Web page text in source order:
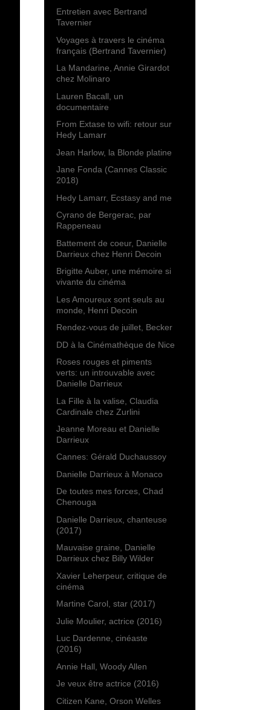
Entretien avec Bertrand
Tavernier
Voyages à travers le cinéma
français (Bertrand Tavernier)
La Mandarine, Annie Girardot
chez Molinaro
Lauren Bacall, un
documentaire
From Extase to wifi: retour sur
Hedy Lamarr
Jean Harlow, la Blonde platine
Jane Fonda (Cannes Classic
2018)
Hedy Lamarr, Ecstasy and me
Cyrano de Bergerac, par
Rappeneau
Battement de coeur, Danielle
Darrieux chez Henri Decoin
Brigitte Auber, une mémoire si
vivante du cinéma
Les Amoureux sont seuls au
monde, Henri Decoin
Rendez-vous de juillet, Becker
DD à la Cinémathèque de Nice
Roses rouges et piments
verts: un introuvable avec
Danielle Darrieux
La Fille à la valise, Claudia
Cardinale chez Zurlini
Jeanne Moreau et Danielle
Darrieux
Cannes: Gérald Duchaussoy
Danielle Darrieux à Monaco
De toutes mes forces, Chad
Chenouga
Danielle Darrieux, chanteuse
(2017)
Mauvaise graine, Danielle
Darrieux chez Billy Wilder
Xavier Leherpeur, critique de
cinéma
Martine Carol, star (2017)
Julie Moulier, actrice (2016)
Luc Dardenne, cinéaste
(2016)
Annie Hall, Woody Allen
Je veux être actrice (2016)
Citizen Kane, Orson Welles